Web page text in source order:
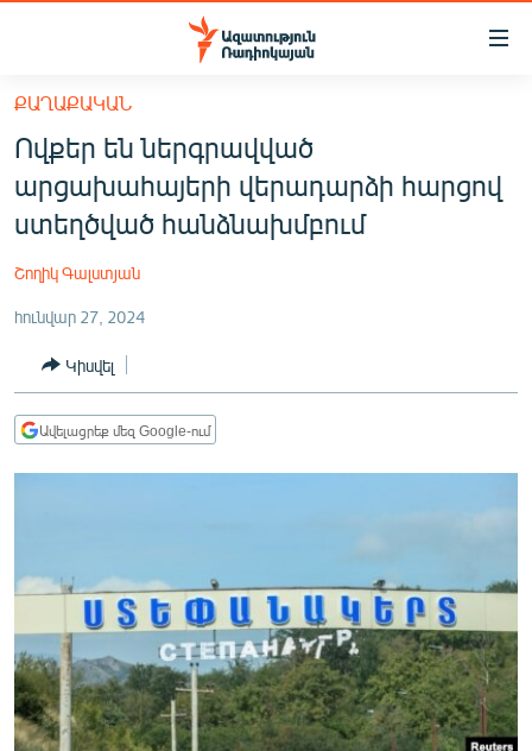
Մատչելիության
հիմնական
բովանդակությանը
հիմնական
մենյուին
ՀԱՅԱՍՏԱՆ
ՔԱՂԱՔԱԿԱՆ
ՏՆՏԵՍՈՒԹՅՈՒՆ
ՂԱՐԱԲԱՂ
ՄՇԱԿՈՒՅԹ
ՍՊՈՐՏ
ՄԵԿՆԱԲԱՆՈՒԹՅՈՒՆ
ՏՏ ԵՒ ԻՆՏԵՐՆԵՏ
ՔԱՂԱՔԱԿԱՆ
Ովքեր են ներգրավված
արցախահայերի վերադարձի հարցով
ստեղծված հանձնախմբում
Շողիկ Գալստյան
հունվար 27, 2024
Կիսվել
Ավելացրեք մեզ Google-ում